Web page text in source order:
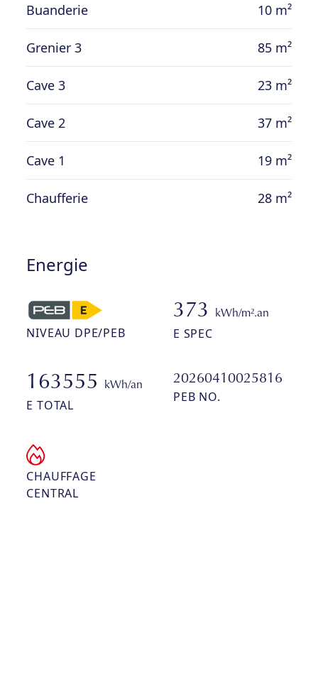
Buanderie 10 m²
Grenier 3 85 m²
Cave 3 23 m²
Cave 2 37 m²
Cave 1 19 m²
Chaufferie 28 m²
Energie
NIVEAU DPE/PEB
373 kWh/m².an
E SPEC
163555 kWh/an
E TOTAL
20260410025816
PEB NO.
CHAUFFAGE
CENTRAL